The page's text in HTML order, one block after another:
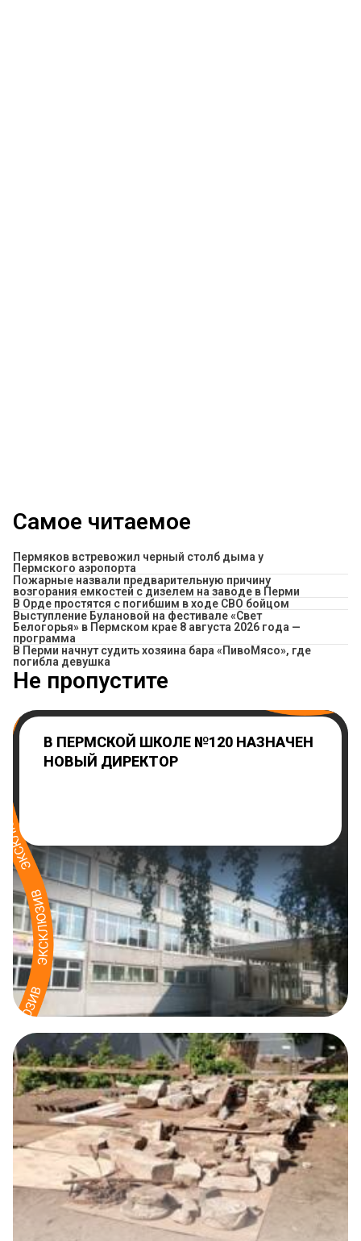
Самое читаемое
Пермяков встревожил черный столб дыма у
Пермского аэропорта
Пожарные назвали предварительную причину
возгорания емкостей с дизелем на заводе в Перми
В Орде простятся с погибшим в ходе СВО бойцом
Выступление Булановой на фестивале «Свет
Белогорья» в Пермском крае 8 августа 2026 года —
программа
​В Перми начнут судить хозяина бара «ПивоМясо», где
погибла девушка
Не пропустите
В ПЕРМСКОЙ ШКОЛЕ №120 НАЗНАЧЕН
НОВЫЙ ДИРЕКТОР